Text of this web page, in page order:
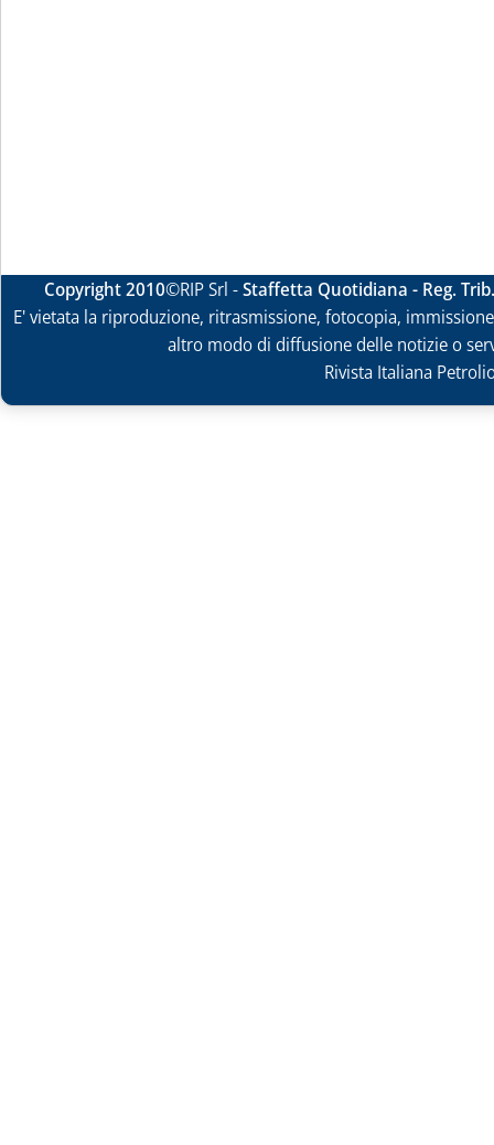
Copyright 2010©RIP Srl -Staffetta Quotidiana - Reg.
E' vietata la riproduzione, ritrasmissione, fotocopia,
altro modo di diffusione delle notizie o
Rivista Italiana